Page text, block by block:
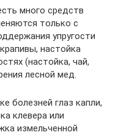
много средств
только с
упругости
настойка
(настойка, чай,
лесной мед.
болезней глаз капли,
клевера или
измельченной